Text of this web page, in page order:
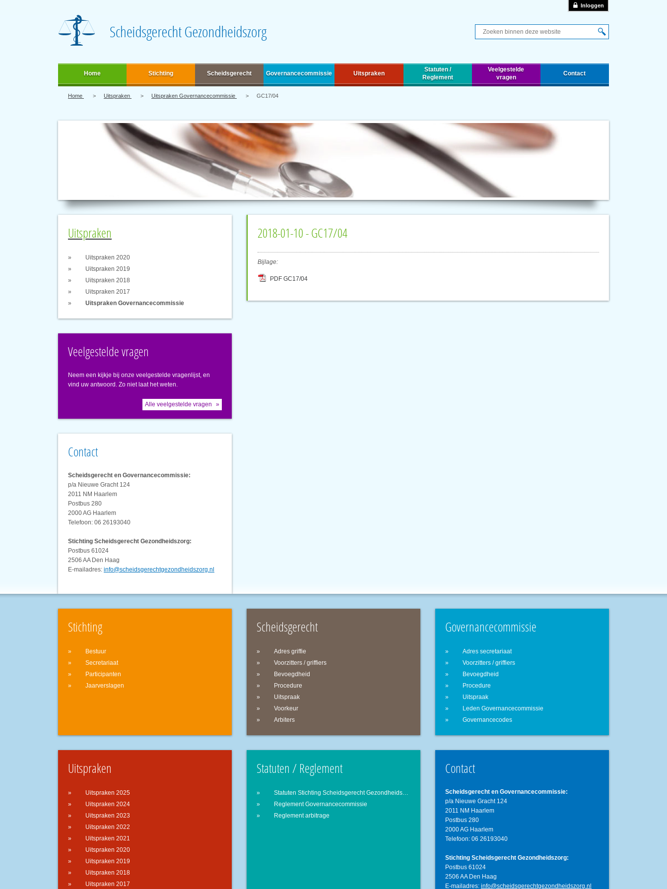
Inloggen
Q
Home Stichting Scheidsgerecht Governancecommissie Uitspraken
Statuten /
Reglement
Veelgestelde
vragen
Contact
Home Uitspraken Uitspraken Governancecommissie GC17/04
Uitspraken
Uitspraken 2020
Uitspraken 2019
Uitspraken 2018
Uitspraken 2017
Uitspraken Governancecommissie
Veelgestelde vragen
Neem een kijkje bij onze veelgestelde vragenlijst, en
vind uw antwoord. Zo niet laat het weten.
Alle veelgestelde vragen
Contact
Scheidsgerecht en Governancecommissie:
p/a Nieuwe Gracht 124
2011 NM Haarlem
Postbus 280
2000 AG Haarlem
Telefoon: 06 26193040
Stichting Scheidsgerecht Gezondheidszorg:
Postbus 61024
2506 AA Den Haag
E-mailadres: info@scheidsgerechtgezondheidszorg.nl
2018-01-10 - GC17/04
Bijlage:
PDF GC17/04
Stichting
Bestuur
Secretariaat
Participanten
Jaarverslagen
Scheidsgerecht
Adres griffie
Voorzitters / griffiers
Bevoegdheid
Procedure
Uitspraak
Voorkeur
Arbiters
Governancecommissie
Adres secretariaat
Voorzitters / griffiers
Bevoegdheid
Procedure
Uitspraak
Leden Governancecommissie
Governancecodes
Uitspraken
Uitspraken 2025
Uitspraken 2024
Uitspraken 2023
Uitspraken 2022
Uitspraken 2021
Uitspraken 2020
Uitspraken 2019
Uitspraken 2018
Uitspraken 2017
Statuten / Reglement
Statuten Stichting Scheidsgerecht Gezondheidszorg
Reglement Governancecommissie
Reglement arbitrage
Contact
Scheidsgerecht en Governancecommissie:
p/a Nieuwe Gracht 124
2011 NM Haarlem
Postbus 280
2000 AG Haarlem
Telefoon: 06 26193040
Stichting Scheidsgerecht Gezondheidszorg:
Postbus 61024
2506 AA Den Haag
E-mailadres: info@scheidsgerechtgezondheidszorg.nl